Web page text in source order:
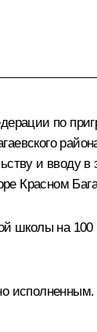
по
и вводу
Красном
школы на
исполненным.